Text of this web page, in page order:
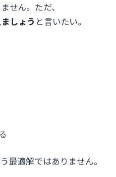
せん。ただ、
しょう と言いたい。
最適解ではありません。